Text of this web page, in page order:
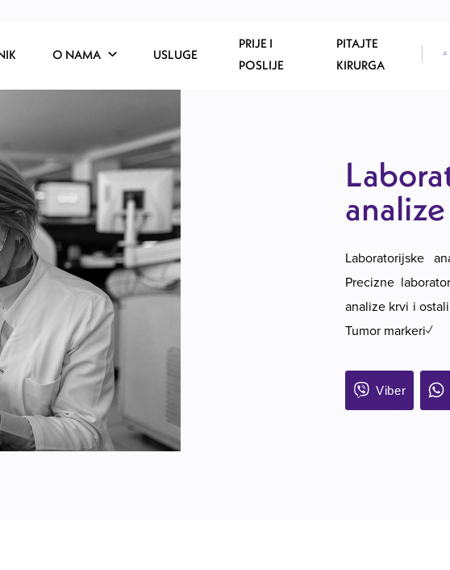
O NAMA USLUGE
PRIJE I
POSLIJE
PITAJTE
KIRURGA
analize
Laboratorijske
Precizne
analize krvi i
Tumor markeri✓
Viber